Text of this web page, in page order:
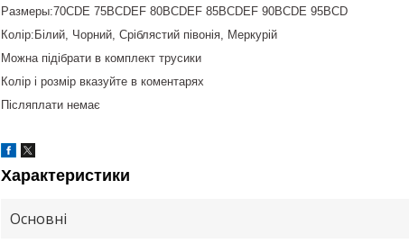
Размеры:70CDE 75BCDEF 80BCDEF 85BCDEF 90BCDE 95BCD
Колір:Білий, Чорний, Сріблястий півонія, Меркурій
Можна підібрати в комплект трусики
Колір і розмір вказуйте в коментарях
Післяплати немає
Характеристики
Основні